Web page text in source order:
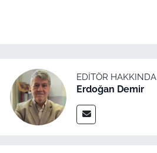
EDITÖR HAKKINDA
Erdoğan Demir